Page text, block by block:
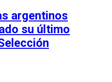
argentinos
su último